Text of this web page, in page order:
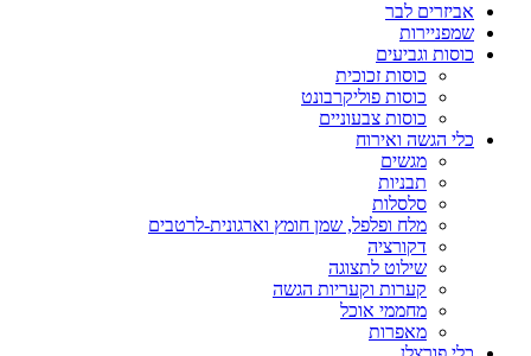
אביזרים לבר
שמפניירות
כוסות וגביעים
כוסות זכוכית
כוסות פוליקרבונט
כוסות צבעוניים
כלי הגשה ואירוח
מגשים
תבניות
סלסלות
מלח ופלפל, שמן חומץ וארגונית-לרטבים
דקורציה
שילוט לתצוגה
קערות וקעריות הגשה
מחממי אוכל
מאפרות